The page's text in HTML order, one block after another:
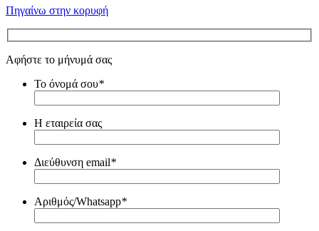
Πηγαίνω στην κορυφή
Αφήστε το μήνυμά σας
Το όνομά σου*
Η εταιρεία σας
Διεύθυνση email*
Αριθμός/Whatsapp*